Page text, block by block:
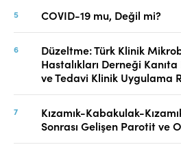
COVID-19 mu, Değil mi?
Düzeltme: Türk Klinik
Hastalıkları Derneği Kanıta
ve Tedavi Klinik Uygulama
Kızamık-Kabakulak-
Sonrası Gelişen Parotit ve